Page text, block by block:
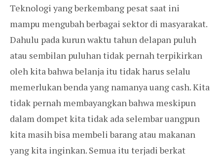
Teknologi yang berkembang pesat saat ini
mampu mengubah berbagai sektor di masyarakat.
Dahulu pada kurun waktu tahun delapan puluh
atau sembilan puluhan tidak pernah terpikirkan
oleh kita bahwa belanja itu tidak harus selalu
memerlukan benda yang namanya uang cash. Kita
tidak pernah membayangkan bahwa meskipun
dalam dompet kita tidak ada selembar uangpun
kita masih bisa membeli barang atau makanan
yang kita inginkan. Semua itu terjadi berkat